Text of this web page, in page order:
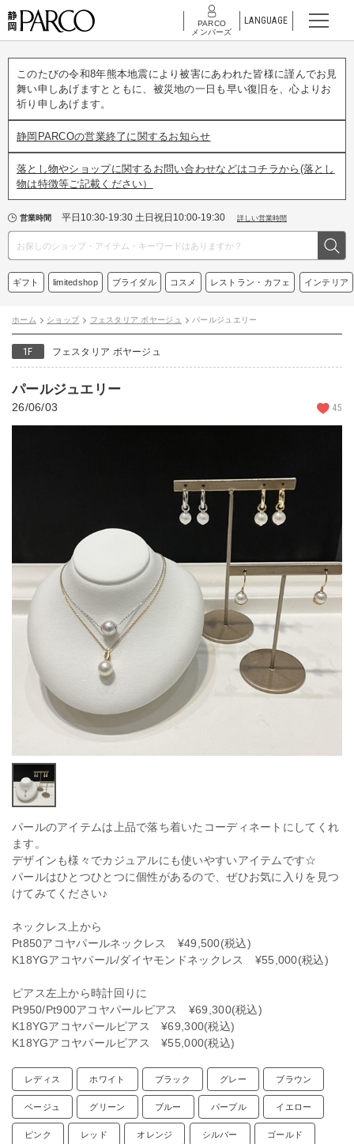
PARCO
メンバーズ
LANGUAGE
このたびの令和8年熊本地震により被害にあわれた皆様に謹んでお見
舞い申しあげますとともに、被災地の一日も早い復旧を、心よりお
祈り申しあげます。
静岡PARCOの営業終了に関するお知らせ
落とし物やショップに関するお問い合わせなどはコチラから(落とし
物は特徴等ご記載ください）
営業時間 平日10:30-19:30 土日祝日10:00-19:30 詳しい営業時間
ギフト limitedshop ブライダル コスメ レストラン・カフェ インテリア
ホーム ショップ フェスタリア ボヤージュ パールジュエリー
1F フェスタリア ボヤージュ
パールジュエリー
26/06/03 45
パールのアイテムは上品で落ち着いたコーディネートにしてくれ
ます。
デザインも様々でカジュアルにも使いやすいアイテムです☆
パールはひとつひとつに個性があるので、ぜひお気に入りを見つ
けてみてください♪
ネックレス上から
Pt850アコヤパールネックレス ¥49,500(税込)
K18YGアコヤパール/ダイヤモンドネックレス ¥55,000(税込)
ピアス左上から時計回りに
Pt950/Pt900アコヤパールピアス ¥69,300(税込)
K18YGアコヤパールピアス ¥69,300(税込)
K18YGアコヤパールピアス ¥55,000(税込)
レディス ホワイト ブラック グレー ブラウン
ベージュ グリーン ブルー パープル イエロー
ピンク レッド オレンジ シルバー ゴールド